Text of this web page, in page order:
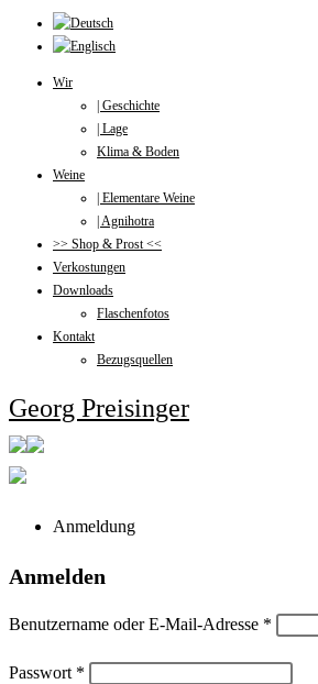
Wir
| Geschichte
| Lage
Klima & Boden
Weine
| Elementare Weine
| Agnihotra
>> Shop & Prost <<
Verkostungen
Downloads
Flaschenfotos
Kontakt
Bezugsquellen
Georg Preisinger
Anmeldung
Anmelden
Benutzername oder E-Mail-Adresse *
Passwort * Erforderlich